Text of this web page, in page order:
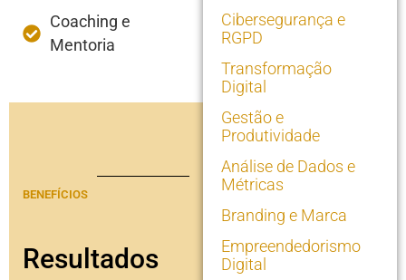
Coaching e
Mentoria
BENEFÍCIOS
Resultados
Cibersegurança e
RGPD
Transformação
Digital
Gestão e
Produtividade
Análise de Dados e
Métricas
Branding e Marca
Empreendedorismo
Digital